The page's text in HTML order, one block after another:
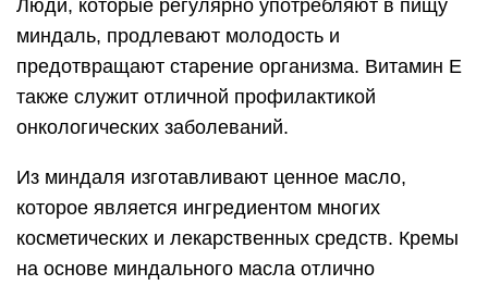
Люди, которые регулярно употребляют в пищу
миндаль, продлевают молодость и
предотвращают старение организма. Витамин Е
также служит отличной профилактикой
онкологических заболеваний.
Из миндаля изготавливают ценное масло,
которое является ингредиентом многих
косметических и лекарственных средств. Кремы
на основе миндального масла отлично